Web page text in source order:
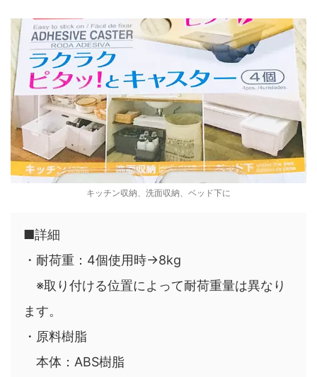
キッチン収納、洗面収納、ベッド下に
■詳細
・耐荷重：4個使用時→8kg
※取り付ける位置によって耐荷重量は異なり
ます。
・原料樹脂
本体：ABS樹脂